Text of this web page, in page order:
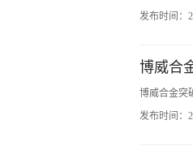
发布时间：
博威合
博威合金突
发布时间：